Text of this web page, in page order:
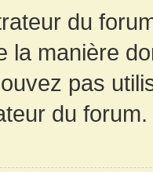
du
la manière
pas
du forum.